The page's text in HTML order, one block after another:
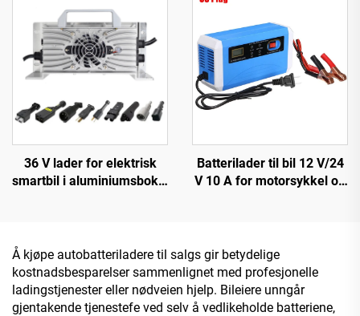
intelligent pulsreparasjon
12V batterilader
V med 150 W DC-
utgangsport
36 V lader for elektrisk
smartbil i aluminiumsboks,
Batterilader til bil 12 V/24
V 10 A for motorsykkel og
design
Å kjøpe autobatteriladere til salgs gir betydelige
kostnadsbesparelser sammenlignet med profesjonelle
ladingstjenester eller nødveien hjelp. Bileiere unngår
gjentakende tjenestefe ved selv å vedlikeholde batteriene,